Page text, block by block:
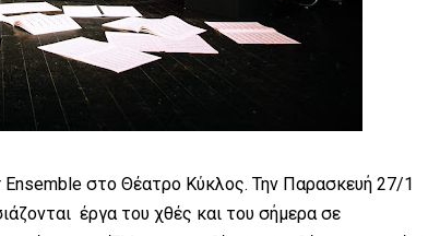
στο Θέατρο Κύκλος. Την Παρασκευή 27/1
έργα του χθές και του σήμερα σε